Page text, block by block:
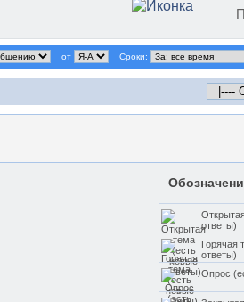
от Сроки:
ответы)
Горячая
ответы)
Опрос